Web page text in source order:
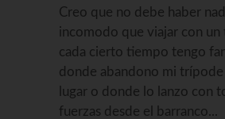
Creo que no debe haber
incomodo que viajar con un
cada cierto tiempo tengo
donde abandono mi trípode
lugar o donde lo lanzo con
fuerzas desde el barranco...